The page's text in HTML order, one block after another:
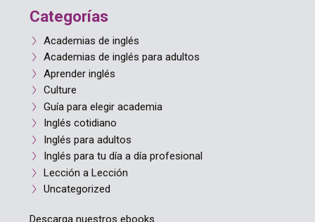
Categorías
Academias de inglés
Academias de inglés para adultos
Aprender inglés
Culture
Guía para elegir academia
Inglés cotidiano
Inglés para adultos
Inglés para tu día a día profesional
Lección a Lección
Uncategorized
Descarga nuestros ebooks